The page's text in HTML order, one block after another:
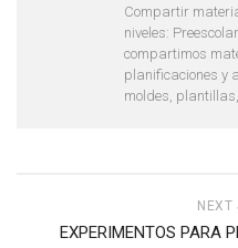
Compartir
niveles:
compartimos
planificaciones y
moldes,
NEXT
EXPERIMENTOS PARA